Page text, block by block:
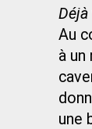
Au
à un
une